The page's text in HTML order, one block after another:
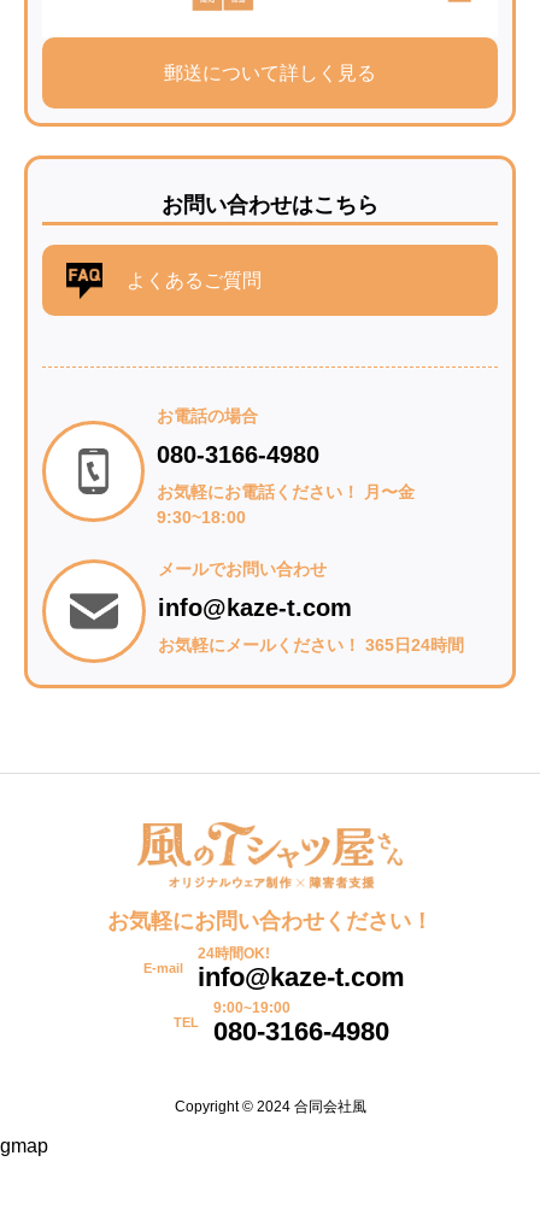
郵送について詳しく見る
お問い合わせはこちら
よくあるご質問
お電話の場合
080-3166-4980
お気軽にお電話ください！ 月〜金
9:30~18:00
メールでお問い合わせ
info@kaze-t.com
お気軽にメールください！ 365日24時間
お気軽にお問い合わせください！
E-mail
24時間OK!
info@kaze-t.com
TEL
9:00~19:00
080-3166-4980
Copyright © 2024 合同会社風
gmap